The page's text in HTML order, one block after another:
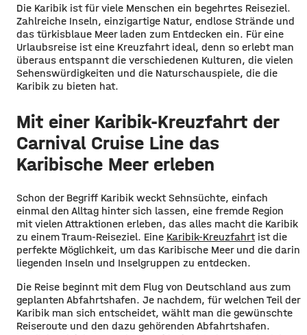
Die Karibik ist für viele Menschen ein begehrtes Reiseziel.
Zahlreiche Inseln, einzigartige Natur, endlose Strände und
das türkisblaue Meer laden zum Entdecken ein. Für eine
Urlaubsreise ist eine Kreuzfahrt ideal, denn so erlebt man
überaus entspannt die verschiedenen Kulturen, die vielen
Sehenswürdigkeiten und die Naturschauspiele, die die
Karibik zu bieten hat.
Mit einer Karibik-Kreuzfahrt der
Carnival Cruise Line das
Karibische Meer erleben
Schon der Begriff Karibik weckt Sehnsüchte, einfach
einmal den Alltag hinter sich lassen, eine fremde Region
mit vielen Attraktionen erleben, das alles macht die Karibik
zu einem Traum-Reiseziel. Eine Karibik-Kreuzfahrtist die
perfekte Möglichkeit, um das Karibische Meer und die darin
liegenden Inseln und Inselgruppen zu entdecken.
Die Reise beginnt mit dem Flug von Deutschland aus zum
geplanten Abfahrtshafen. Je nachdem, für welchen Teil der
Karibik man sich entscheidet, wählt man die gewünschte
Reiseroute und den dazu gehörenden Abfahrtshafen.